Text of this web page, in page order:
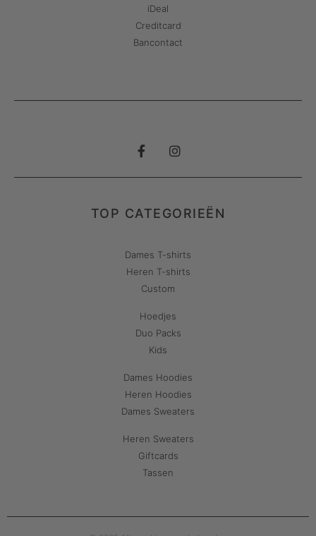
iDeal
Creditcard
Bancontact
TOP CATEGORIEËN
Dames T-shirts
Heren T-shirts
Custom
Hoedjes
Duo Packs
Kids
Dames Hoodies
Heren Hoodies
Dames Sweaters
Heren Sweaters
Giftcards
Tassen